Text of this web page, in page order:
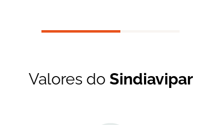
Valores do Sindiavipar